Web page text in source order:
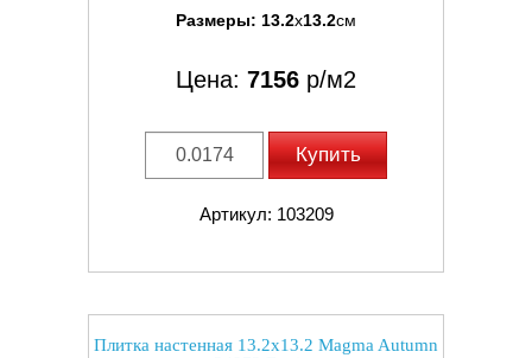
Размеры: 13.2x13.2см
Цена: 7156 р/м2
Купить
Артикул: 103209
Плитка настенная 13.2x13.2 Magma Autumn